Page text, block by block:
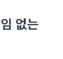
없는